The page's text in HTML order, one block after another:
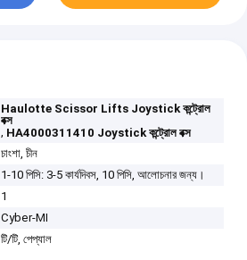
Haulotte Scissor Lifts Joystick কন্ট্রোল
বক্স
, HA4000311410 Joystick কন্ট্রোল বক্স
চাংশা, চীন
1-10 পিসি: 3-5 কার্যদিবস, 10 পিসি, আলোচনার জন্য।
1
Cyber-MI
টি/টি, পেপ্যাল